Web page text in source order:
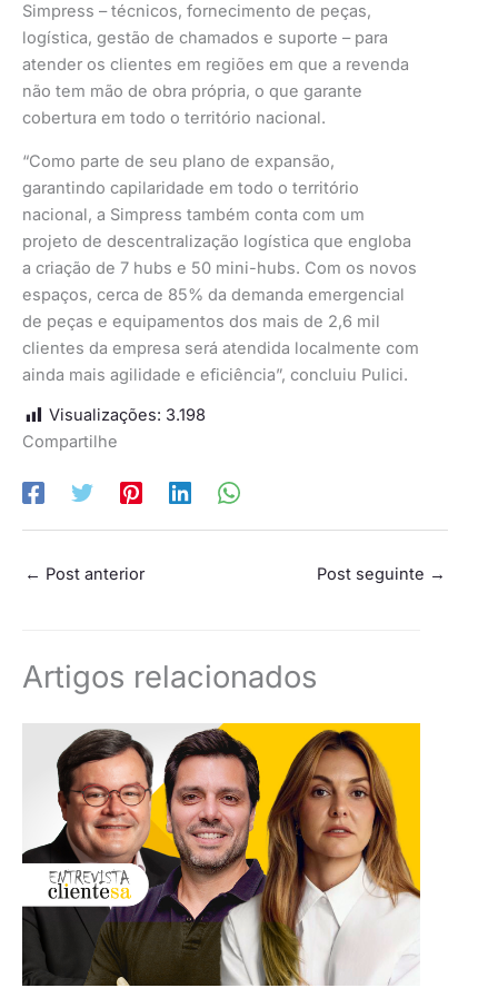
Simpress – técnicos, fornecimento de peças,
logística, gestão de chamados e suporte – para
atender os clientes em regiões em que a revenda
não tem mão de obra própria, o que garante
cobertura em todo o território nacional.
“Como parte de seu plano de expansão,
garantindo capilaridade em todo o território
nacional, a Simpress também conta com um
projeto de descentralização logística que engloba
a criação de 7 hubs e 50 mini-hubs. Com os novos
espaços, cerca de 85% da demanda emergencial
de peças e equipamentos dos mais de 2,6 mil
clientes da empresa será atendida localmente com
ainda mais agilidade e eficiência”, concluiu Pulici.
Visualizações: 3.198
Compartilhe
← Post anterior Post seguinte →
Artigos relacionados